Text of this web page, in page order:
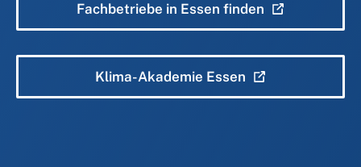
Fachbetriebe in Essen finden
Klima-Akademie Essen